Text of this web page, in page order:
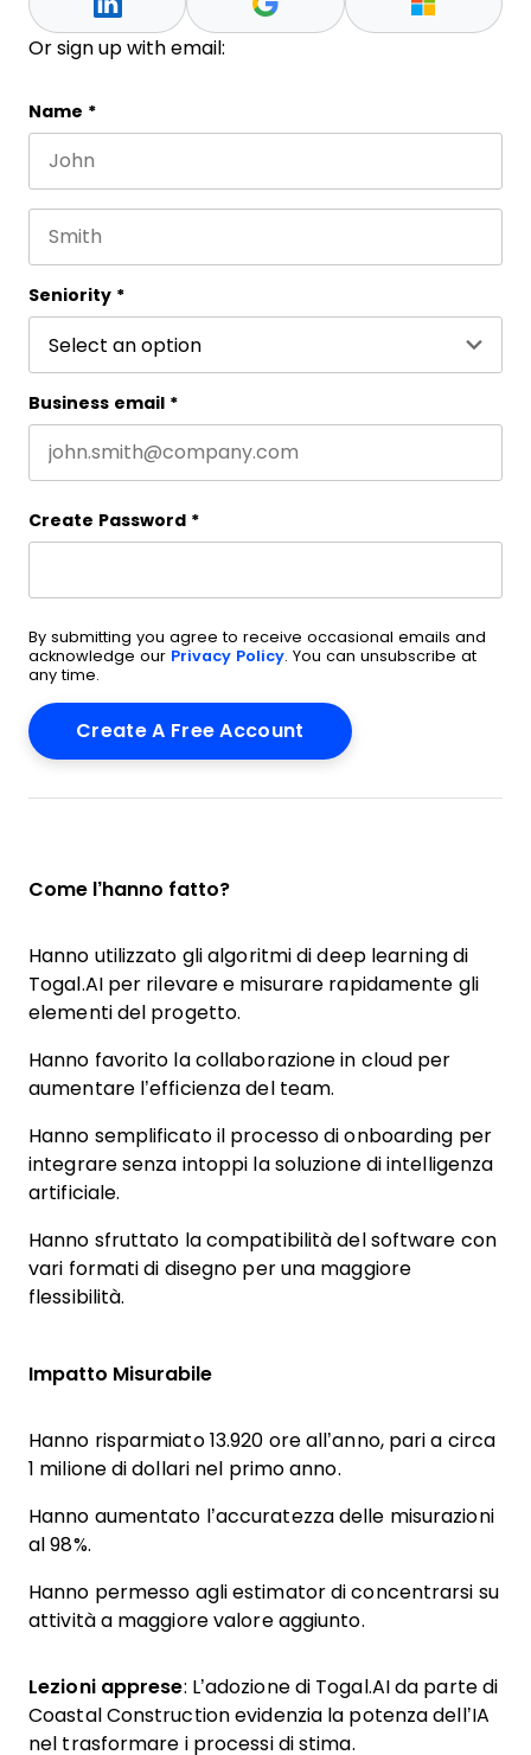
Or sign up with email:
Facebook
This field is for validation purposes and should be
Name *
Seniority *
Business email *
Create Password *
By submitting you agree to receive occasional emails and
acknowledge our Privacy Policy. You can unsubscribe at
any time.
Come l’hanno fatto?
Hanno utilizzato gli algoritmi di deep learning di
Togal.AI per rilevare e misurare rapidamente gli
elementi del progetto.
Hanno favorito la collaborazione in cloud per
aumentare l’efficienza del team.
Hanno semplificato il processo di onboarding per
integrare senza intoppi la soluzione di intelligenza
artificiale.
Hanno sfruttato la compatibilità del software con
vari formati di disegno per una maggiore
flessibilità.
Impatto Misurabile
Hanno risparmiato 13.920 ore all’anno, pari a circa
1 milione di dollari nel primo anno.
Hanno aumentato l’accuratezza delle misurazioni
al 98%.
Hanno permesso agli estimator di concentrarsi su
attività a maggiore valore aggiunto.
Lezioni apprese: L’adozione di Togal.AI da parte di
Coastal Construction evidenzia la potenza dell’IA
nel trasformare i processi di stima.